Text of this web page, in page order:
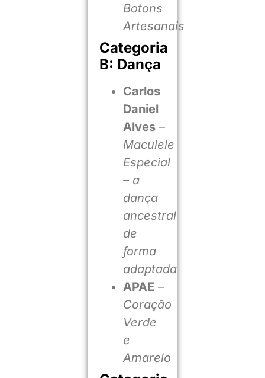
Botons
Artesanais
Categoria
B: Dança
Carlos
Daniel
Alves–
Maculele
Especial
– a
dança
ancestral
de
forma
adaptada
APAE –
Coração
Verde
e
Amarelo